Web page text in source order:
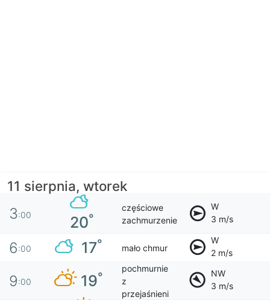
11 sierpnia, wtorek
3:00 20°
częściowe
zachmurzenie
W
3 m/s
6:00 17° mało chmur
W
2 m/s
9:00 19°
pochmurnie
z
przejaśnieni
NW
3 m/s